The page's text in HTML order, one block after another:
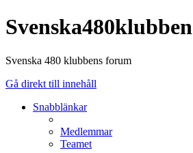
Svenska480klubben
Svenska 480 klubbens forum
Gå direkt till innehåll
Snabblänkar
Medlemmar
Teamet